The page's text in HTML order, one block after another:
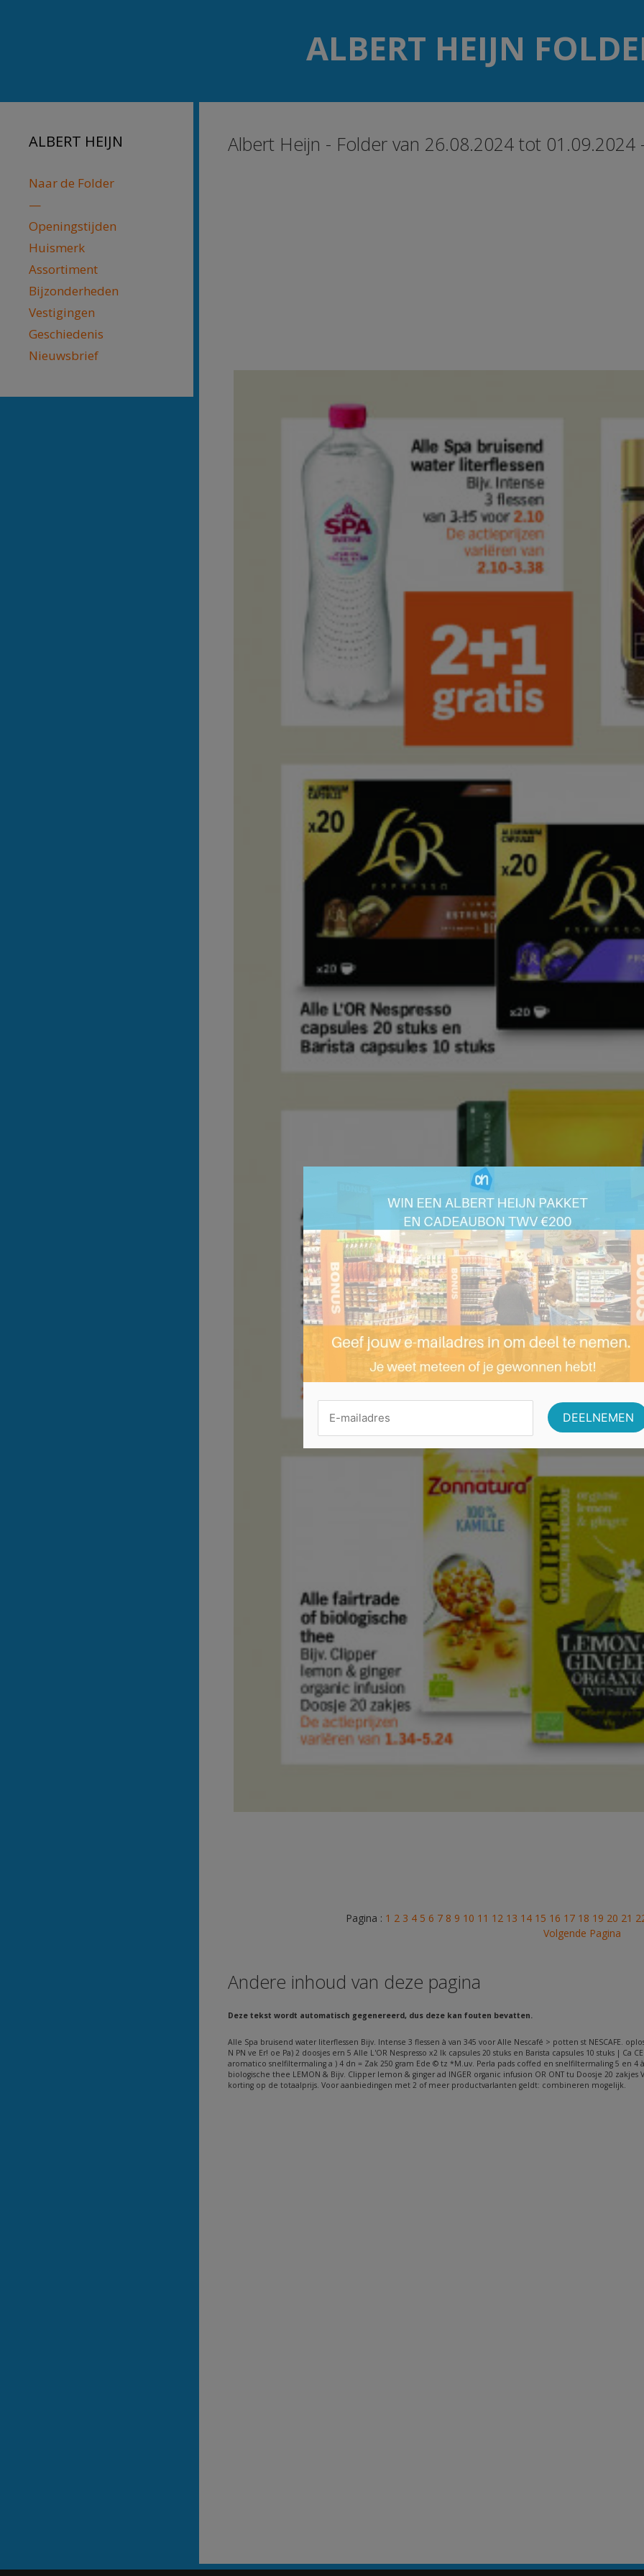
ALBERT HEIJN
Albert Heijn - Folder van 26.08.2024 tot 01.09.2024
Pagina : 1 2 3 4 5 6 7 8 9 10 11 12 13 14 15 16 17 18 19 20 21
Volgende Pagina
Andere inhoud van deze pagina
Deze tekst wordt automatisch gegenereerd, dus deze kan fouten bevatten.
Alle Spa bruisend water literflessen Bijv. Intense 3 flessen à van 345 voor Alle Nescafé > potten st NESCAFE.
N PN ve Er! oe Pa) 2 doosjes ern 5 Alle L'OR Nespresso x2 Ik capsules 20 stuks en Barista capsules 10 stuks |
aromatico snelfiltermaling a ) 4 dn = Zak 250 gram Ede © tz *M.uv. Perla pads coffed en snelfiltermaling 5 en 4 à
biologische thee LEMON & Bijv. Clipper lemon & ginger ad INGER organic infusion OR ONT tu Doosje 20
korting op de totaalprijs. Voor aanbiedingen met 2 of meer productvarlanten geldt: combineren mogelijk.
ALBERT HEIJN
Naar de Folder
—
Openingstijden
Huismerk
Assortiment
Bijzonderheden
Vestigingen
Geschiedenis
Nieuwsbrief